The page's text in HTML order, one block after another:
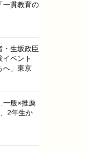
一貫教育の
・生坂政臣
ベント
へ」東京
一般×推薦
2年生か